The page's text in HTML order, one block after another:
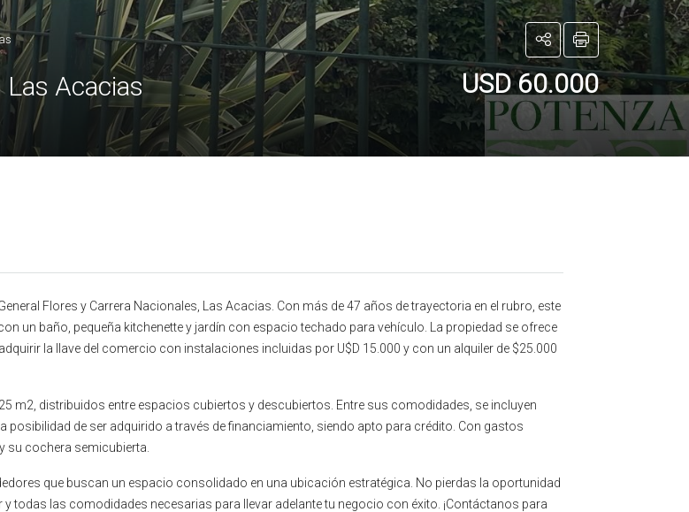
Acacias USD 60.000
Flores y Carrera Nacionales, Las Acacias. Con más de 47 años de trayectoria en el rubro, este
un baño, pequeña kitchenette y jardín con espacio techado para vehículo. La propiedad se ofrece
la llave del comercio con instalaciones incluidas por U$D 15.000 y con un alquiler de $25.000
m2, distribuidos entre espacios cubiertos y descubiertos. Entre sus comodidades, se incluyen
posibilidad de ser adquirido a través de financiamiento, siendo apto para crédito. Con gastos
su cochera semicubierta.
que buscan un espacio consolidado en una ubicación estratégica. No pierdas la oportunidad
todas las comodidades necesarias para llevar adelante tu negocio con éxito. ¡Contáctanos para